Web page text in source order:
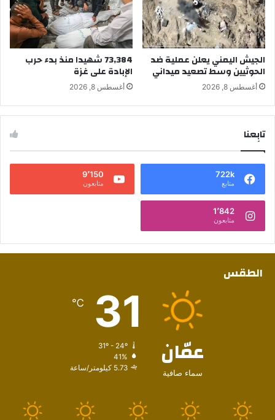
الجيش اليمني يعلن عملية ضد
الحوثيين وسط تصعيد ميداني
أغسطس 8, 2026
73,384 شهيدا منذ بدء حرب
الإبادة على غزة
أغسطس 8, 2026
تابِعنا
722k
متابع
9٬150
متابعون
1٬842
متابعون
الطقس
عمّان
سماء صافية
31
℃
31º - 24º
41%
5.73 كيلومتر/ساعة